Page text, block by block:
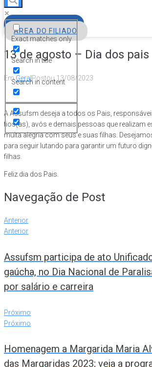
Exact matches only
Search in title
Search in content
ÁREA DO FILIADO
13 de agosto – Dia dos pais
EmGeral Postou 13/08/2023
A Assufsm deseja a todos os Pais,
tios(as), avós e demais pessoas que realizam
muita alegria com seus e suas filhas.
para seguir lutando para garantir um futuro
filhas.
Feliz dia dos Pais.
Navegação de Post
Anterior
Anterior
Assufsm participa de ato
gaúcha, no Dia Nacional de
por salário e carreira
Próximo
Próximo
Homenagem a Margarida Maria
das Margaridas 2023; veja a